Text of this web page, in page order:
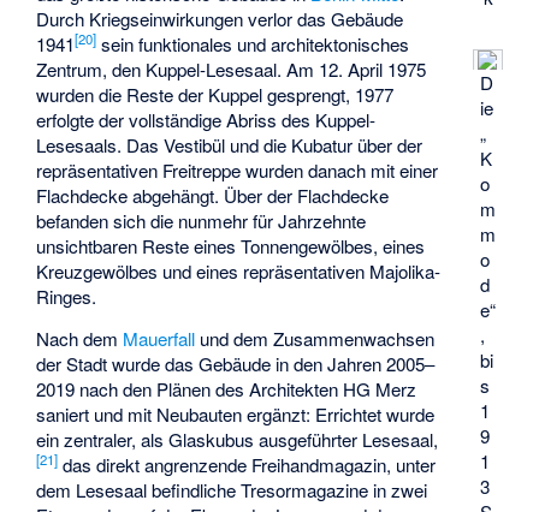
D
ie
„
K
o
m
m
o
d
e“
,
bi
s
1
9
1
3
Durch Kriegseinwirkungen verlor das Gebäude
1941[20] sein funktionales und architektonisches
Zentrum, den Kuppel-Lesesaal. Am 12. April 1975
wurden die Reste der Kuppel gesprengt, 1977
erfolgte der vollständige Abriss des Kuppel-
Lesesaals. Das Vestibül und die Kubatur über der
repräsentativen Freitreppe wurden danach mit einer
Flachdecke abgehängt. Über der Flachdecke
befanden sich die nunmehr für Jahrzehnte
unsichtbaren Reste eines Tonnengewölbes, eines
Kreuzgewölbes und eines repräsentativen Majolika-
Ringes.
Nach dem Mauerfall und dem Zusammenwachsen
der Stadt wurde das Gebäude in den Jahren 2005–
2019 nach den Plänen des Architekten HG Merz
saniert und mit Neubauten ergänzt: Errichtet wurde
ein zentraler, als Glaskubus ausgeführter Lesesaal,
[21] das direkt angrenzende Freihandmagazin, unter
dem Lesesaal befindliche Tresormagazine in zwei